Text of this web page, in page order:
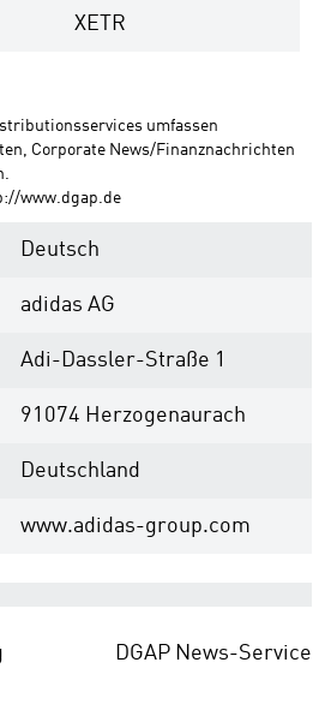
XETR
umfassen
Corporate News/Finanznachrichten
www.dgap.de
Deutsch
adidas AG
Adi-Dassler-Straße 1
91074 Herzogenaurach
Deutschland
www.adidas-group.com
DGAP News-Service